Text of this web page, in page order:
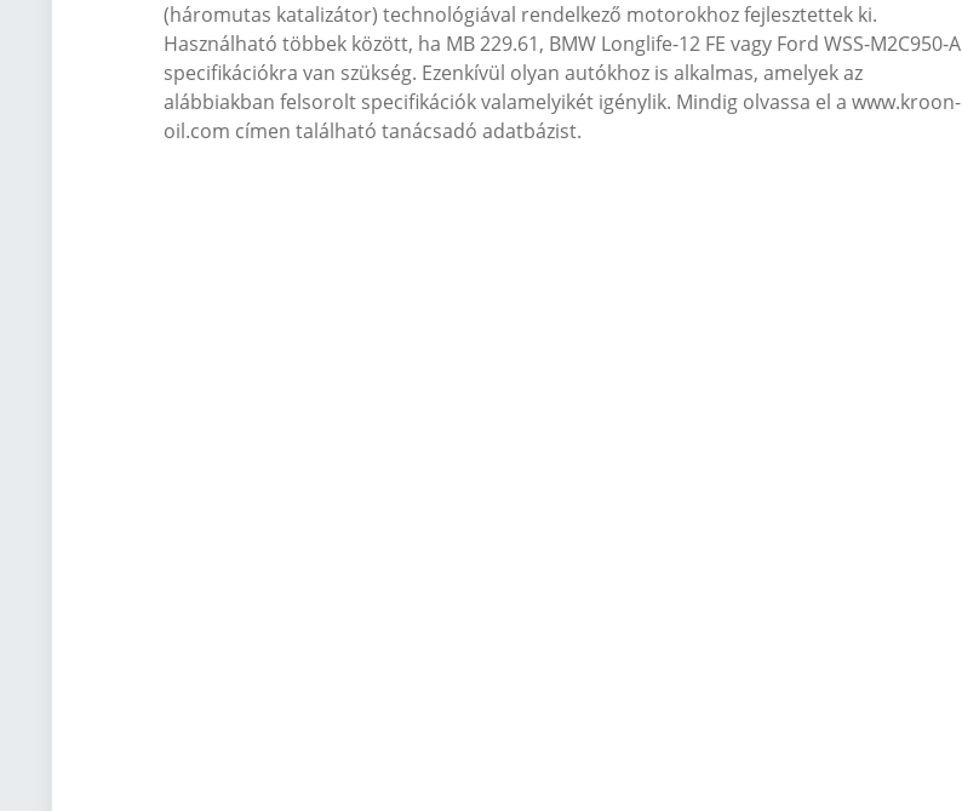
(háromutas katalizátor) technológiával rendelkező motorokhoz fejlesztettek ki.
Használható többek között, ha MB 229.61, BMW Longlife-12 FE vagy Ford WSS-M2C950-A
specifikációkra van szükség. Ezenkívül olyan autókhoz is alkalmas, amelyek az
alábbiakban felsorolt ​​specifikációk valamelyikét igénylik. Mindig olvassa el a www.kroon-
oil.com címen található tanácsadó adatbázist.